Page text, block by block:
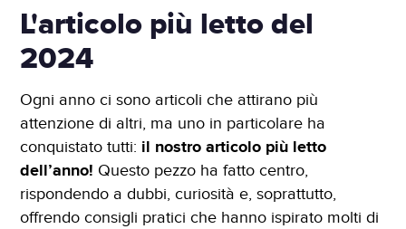
L'articolo più letto del
2024
Ogni anno ci sono articoli che attirano più
attenzione di altri, ma uno in particolare ha
conquistato tutti: il nostro articolo più letto
dell’anno! Questo pezzo ha fatto centro,
rispondendo a dubbi, curiosità e, soprattutto,
offrendo consigli pratici che hanno ispirato molti di